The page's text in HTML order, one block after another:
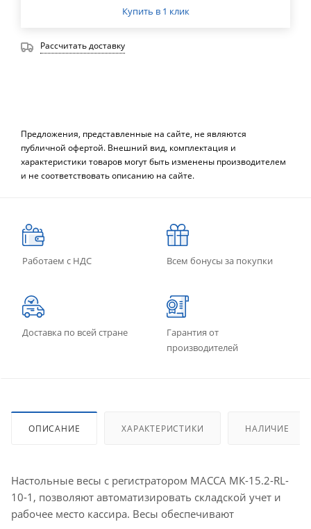
Купить в 1 клик
Рассчитать доставку
Предложения, представленные на сайте, не являются
публичной офертой. Внешний вид, комплектация и
характеристики товаров могут быть изменены производителем
и не соответствовать описанию на сайте.
Работаем с НДС Всем бонусы за покупки
Доставка по всей стране
Гарантия от
производителей
ОПИСАНИЕ ХАРАКТЕРИСТИКИ НАЛИЧИЕ
Настольные весы с регистратором МАССА МК-15.2-RL-
10-1, позволяют автоматизировать складской учет и
рабочее место кассира. Весы обеспечивают